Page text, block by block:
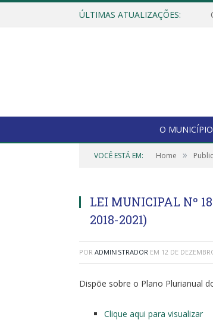
ÚLTIMAS ATUALIZAÇÕES:
O MUNICÍPIO
VOCÊ ESTÁ EM: Home »
LEI MUNICIPAL Nº
2018-2021)
POR ADMINISTRADOR EM 12 DE
Dispõe sobre o Plano Plurianual
Clique aqui para visualizar